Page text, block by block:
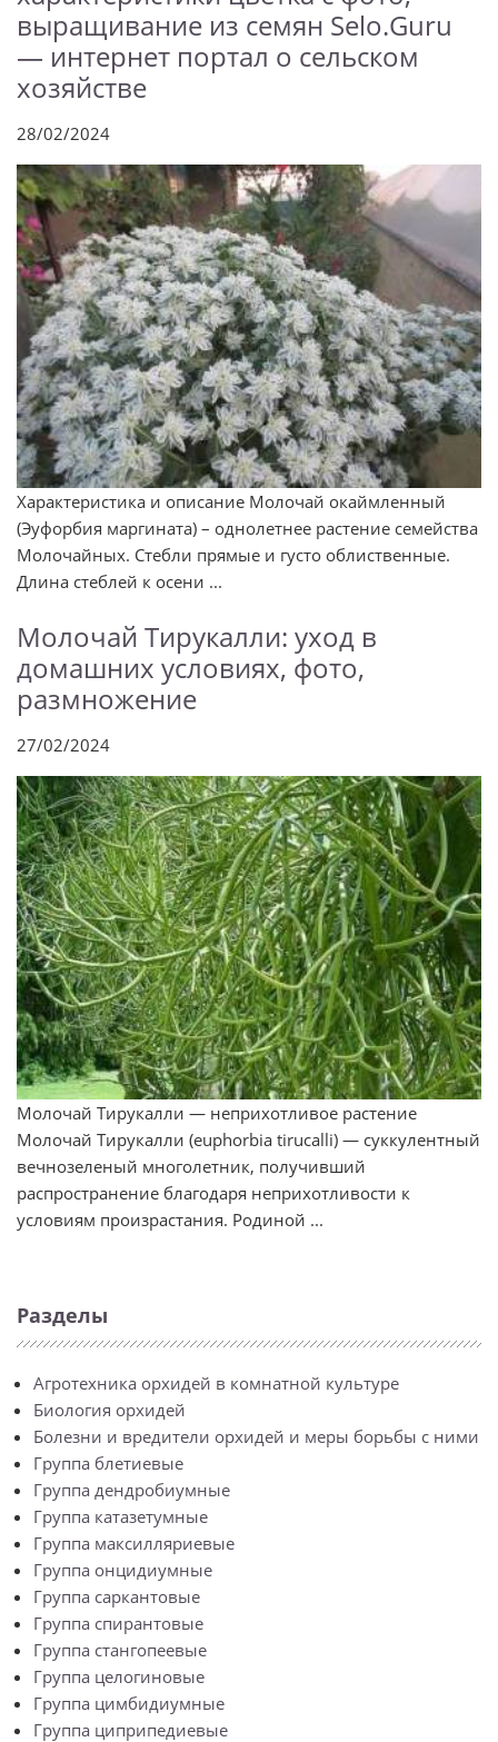
выращивание из семян Selo.Guru
— интернет портал о сельском
хозяйстве
28/02/2024
Характеристика и описание Молочай окаймленный
(Эуфорбия маргината) – однолетнее растение семейства
Молочайных. Стебли прямые и густо облиственные.
Длина стеблей к осени ...
Молочай Тирукалли: уход в
домашних условиях, фото,
размножение
27/02/2024
Молочай Тирукалли — неприхотливое растение
Молочай Тирукалли (euphorbia tirucalli) — суккулентный
вечнозеленый многолетник, получивший
распространение благодаря неприхотливости к
условиям произрастания. Родиной ...
Разделы
Агротехника орхидей в комнатной культуре
Биология орхидей
Болезни и вредители орхидей и меры борьбы с ними
Группа блетиевые
Группа дендробиумные
Группа катазетумные
Группа максилляриевые
Группа онцидиумные
Группа саркантовые
Группа спирантовые
Группа стангопеевые
Группа целогиновые
Группа цимбидиумные
Группа циприпедиевые